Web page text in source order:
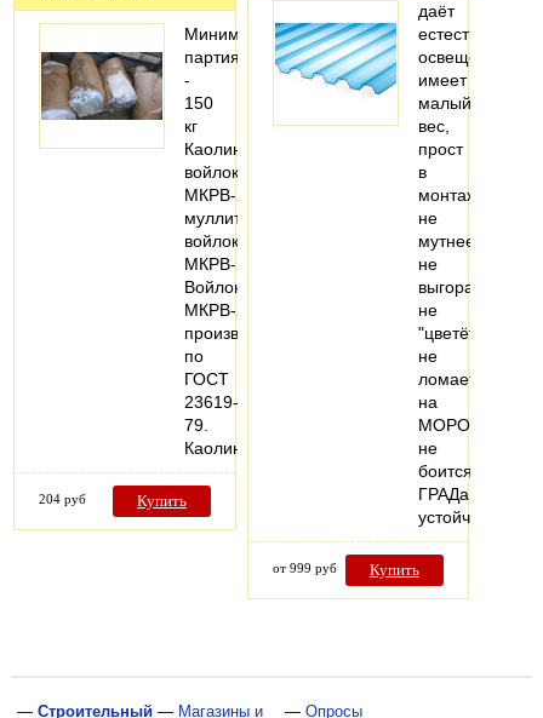
Минимальная
партия
-
150
кг
Каолиновый
войлок
МКРВ-200
муллитокремнеземистый
войлок
МКРВ-200.
Войлок
МКРВ-200
производится
по
ГОСТ
23619-
79.
Каолиновый…
204 руб Купить
даёт
естественное
освещение
имеет
малый
вес,
прост
в
монтаже
не
мутнеет,
не
выгорает,
не
"цветёт"
не
ломается
на
МОРОЗе,
не
боится
ГРАДа!
устойчив…
от 999 руб Купить
— Строительный — Магазины и — Опросы